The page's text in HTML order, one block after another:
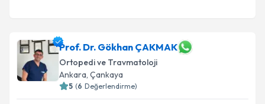
Prof. Dr. Gökhan ÇAKMAK
Ortopedi ve Travmatoloji
Ankara, Çankaya
5 (6 Değerlendirme)